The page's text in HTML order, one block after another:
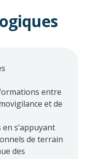
entre
et de
s’appuyant
de terrain
des